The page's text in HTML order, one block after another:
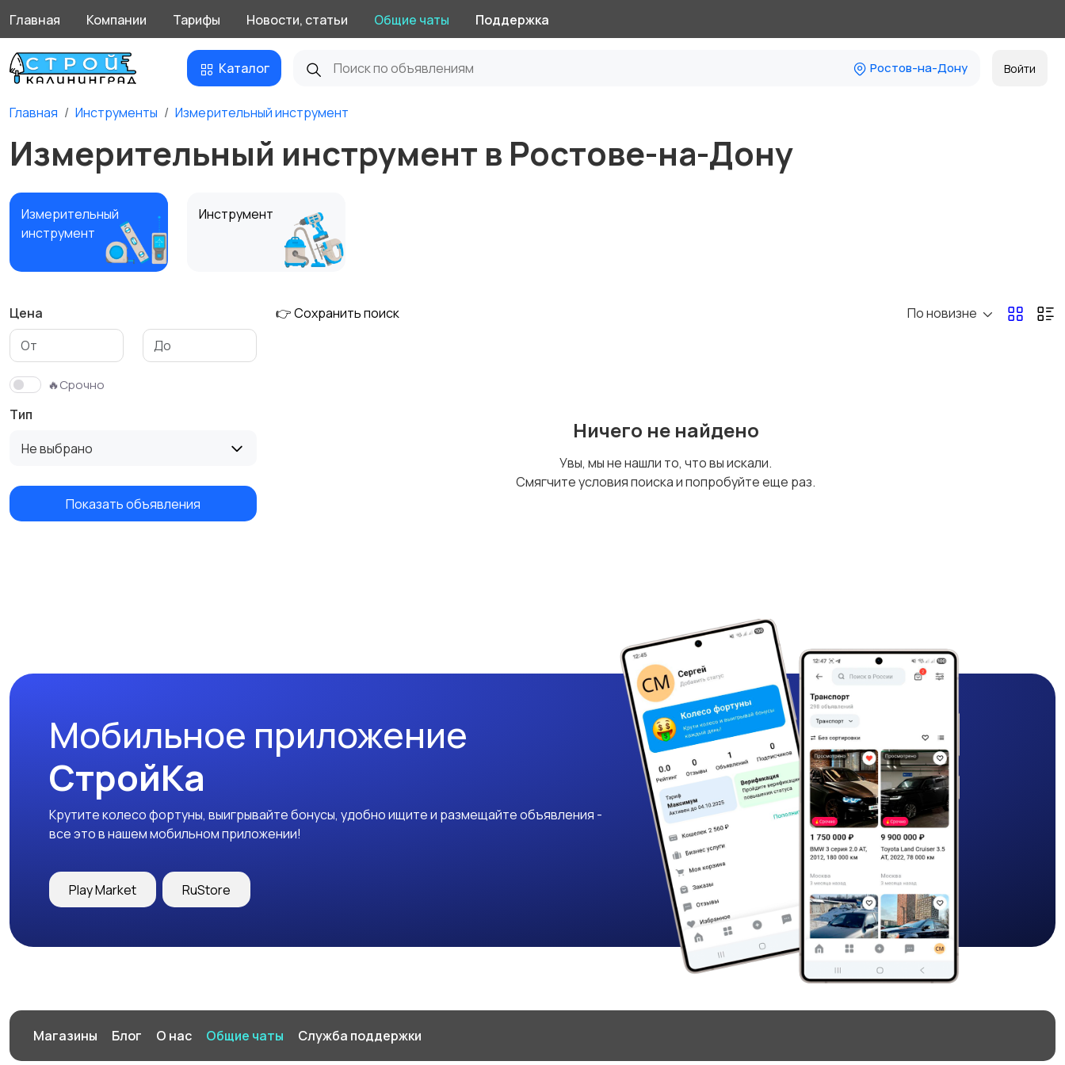
Главная Компании Тарифы Новости, статьи Общие чаты Поддержка
Каталог Ростов-на-Дону Войти
Главная Инструменты Измерительный инструмент
Измерительный инструмент в Ростове-на-Дону
Измерительный
инструмент
Инструмент
Цена
🔥Срочно
Тип
Не выбрано
Показать объявления
👉 Сохранить поиск По новизне
Ничего не найдено
Увы, мы не нашли то, что вы искали.
Смягчите условия поиска и попробуйте еще раз.
Мобильное приложение
СтройКа
Крутите колесо фортуны, выигрывайте бонусы, удобно ищите и размещайте объявления -
все это в нашем мобильном приложении!
Play Market RuStore
Магазины Блог О нас Общие чаты Служба поддержки